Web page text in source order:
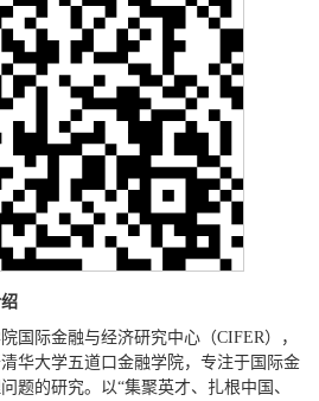
国际金融与经济研究中心（CIFER），
华大学五道口金融学院，专注于国际金
题的研究。以“集聚英才、扎根中国、